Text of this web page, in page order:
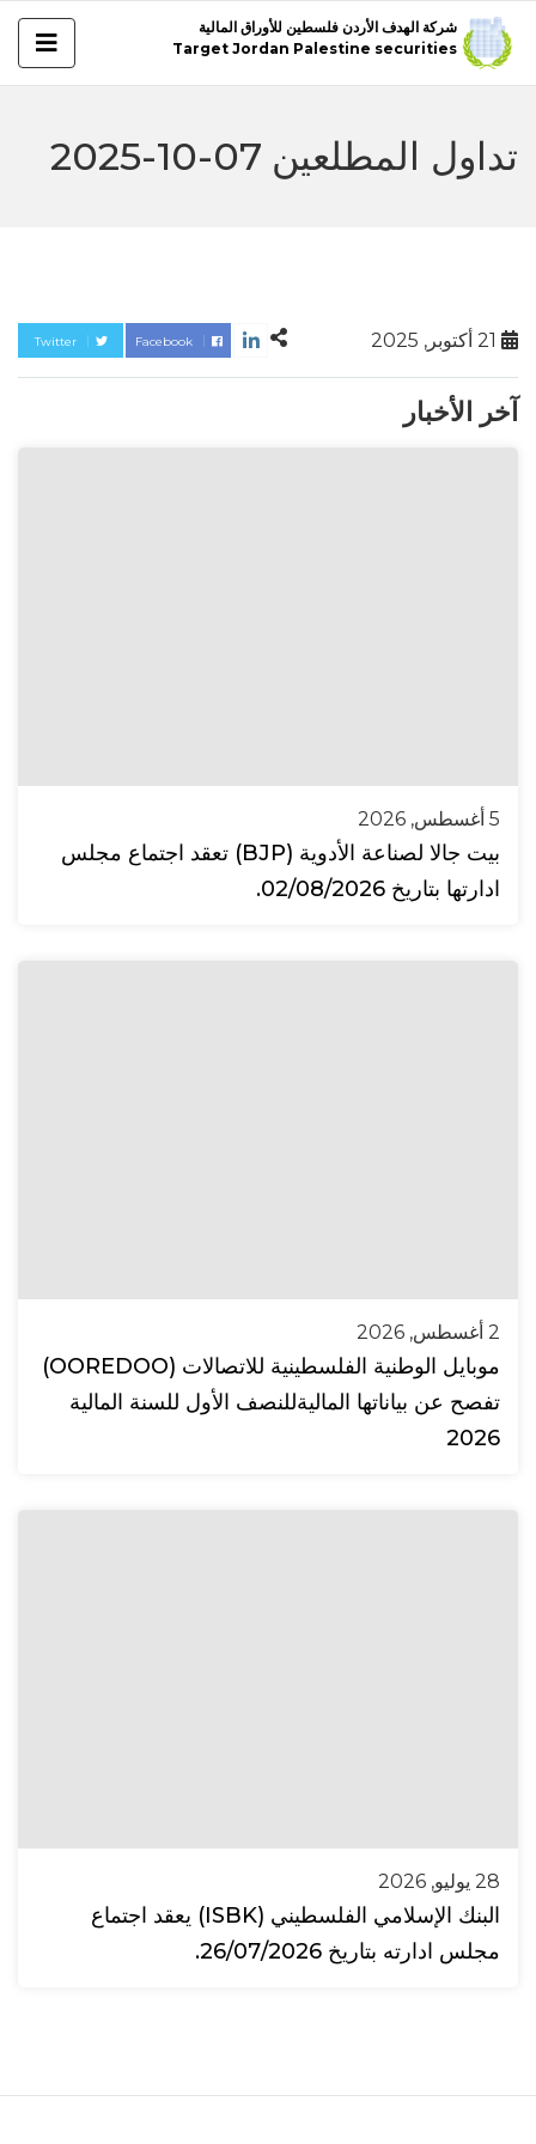
شركة الهدف الأردن فلسطين للأوراق المالية
Target Jordan Palestine securities
تداول المطلعين 07-10-2025
Twitter Facebook
آخر الأخبار
5 أغسطس, 2026
بيت جالا لصناعة الأدوية (BJP) تعقد اجتماع مجلس
ادارتها بتاريخ 02/08/2026.
2 أغسطس, 2026
موبايل الوطنية الفلسطينية للاتصالات (OOREDOO)
تفصح عن بياناتها الماليةللنصف الأول للسنة المالية
2026
28 يوليو, 2026
البنك الإسلامي الفلسطيني (ISBK) يعقد اجتماع
مجلس ادارته بتاريخ 26/07/2026.